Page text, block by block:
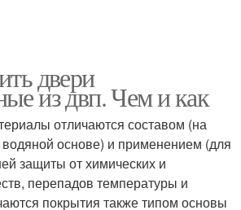
двери
из двп. Чем и как
отличаются составом (на
водяной основе) и применением (для
защиты от химических и
перепадов температуры и
покрытия также типом основы